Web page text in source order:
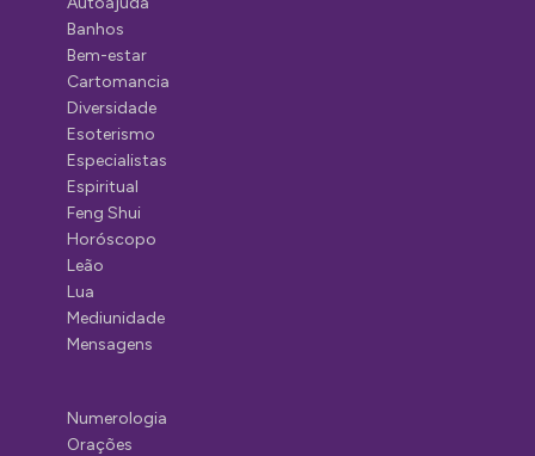
Banhos
Bem-estar
Cartomancia
Diversidade
Esoterismo
Especialistas
Espiritual
Feng Shui
Horóscopo
Leão
Lua
Mediunidade
Mensagens
Numerologia
Orações